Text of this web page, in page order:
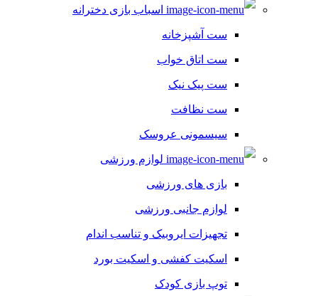
اسباب بازی دخترانه
ست آشپزخانه
ست اتاق خواب
ست پیک نیک
ست نظافت
سیسمونی عروسک
لوازم ورزشی
بازی های ورزشی
لوازم جانبی ورزشی
تجهیزات ایروبیک و تناسب اندام
اسکیت کفشی و اسکیت بورد
توپ بازی کودک